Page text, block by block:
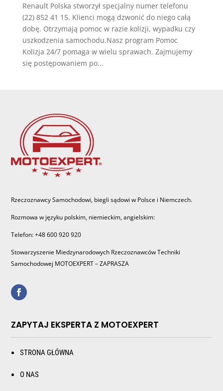
Renault Polska stworzył specjalny numer telefonu
(22) 852 41 15. Klienci mogą dzwonić do niego całą
dobę. Otrzymają pomoc w razie kolizji, wypadku czy
uszkodzenia samochodu.Nasz program Pomoc
Kolizja 24/7 pomaga w wielu sprawach. Zajmujemy
się postępowaniem po...
Rzeczoznawcy Samochodowi, biegli sądowi w Polsce i Niemczech.
Rozmowa w języku polskim, niemieckim, angielskim:
Telefon: +48 600 920 920
Stowarzyszenie Miedzynarodowych Rzeczoznawców Techniki
Samochodowej MOTOEXPERT – ZAPRASZA
ZAPYTAJ EKSPERTA Z MOTOEXPERT
STRONA GŁÓWNA
O NAS